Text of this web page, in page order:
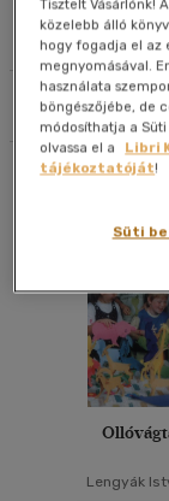
Művei
Szűrés
Cím szerint
Szerző
Megjelenítés
20 db / oldal
Lengyák
Tisztelt Vásárlónk!
közelebb álló
hogy fogadja el az
megnyomásával.
használata
böngészőjébe, de
módosíthatja a
olvassa el a
Libri
tájékoztatóját!
Süti